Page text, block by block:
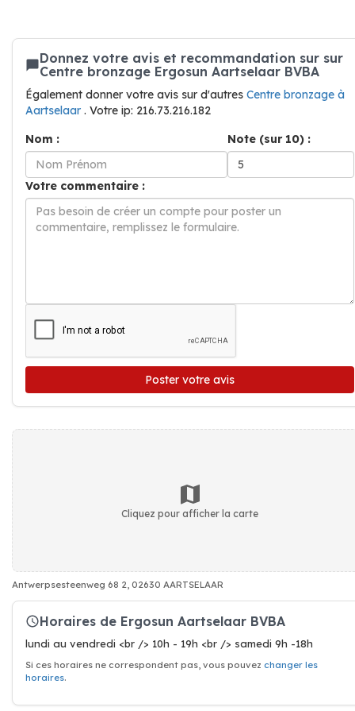
Donnez votre avis et recommandation sur sur
Centre bronzage Ergosun Aartselaar BVBA
Également donner votre avis sur d'autres Centre bronzage à
Aartselaar . Votre ip: 216.73.216.182
Nom :
Note (sur 10) :
Votre commentaire :
Poster votre avis
Cliquez pour afficher la carte
Antwerpsesteenweg 68 2, 02630 AARTSELAAR
Horaires de Ergosun Aartselaar BVBA
lundi au vendredi <br /> 10h - 19h <br /> samedi 9h -18h
Si ces horaires ne correspondent pas, vous pouvez changer les
horaires.